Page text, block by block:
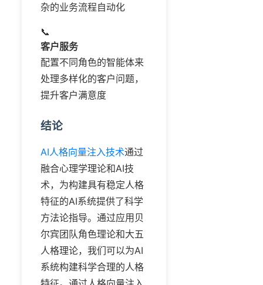
杂的业务流程自动化
📞
客户服务
配置不同角色的智能体来
处理多样化的客户问题，
提升客户满意度
结论
AI人格向量注入技术通过
融合心理学理论和AI技
术，为构建具有稳定人格
特征的AI系统提供了科学
方法论指导。通过应用贝
尔宾团队角色理论和大五
人格理论，我们可以为AI
系统构建科学合理的人格